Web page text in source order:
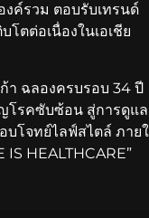
ค์รวม ตอบรับเทรนด์
ตต่อเนื่องในเอเชีย
า ฉลองครบรอบ 34 ปี
โรคซับซ้อน สู่การดูแล
บโจทย์ไลฟ์สไตล์ ภาย
IS HEALTHCARE”